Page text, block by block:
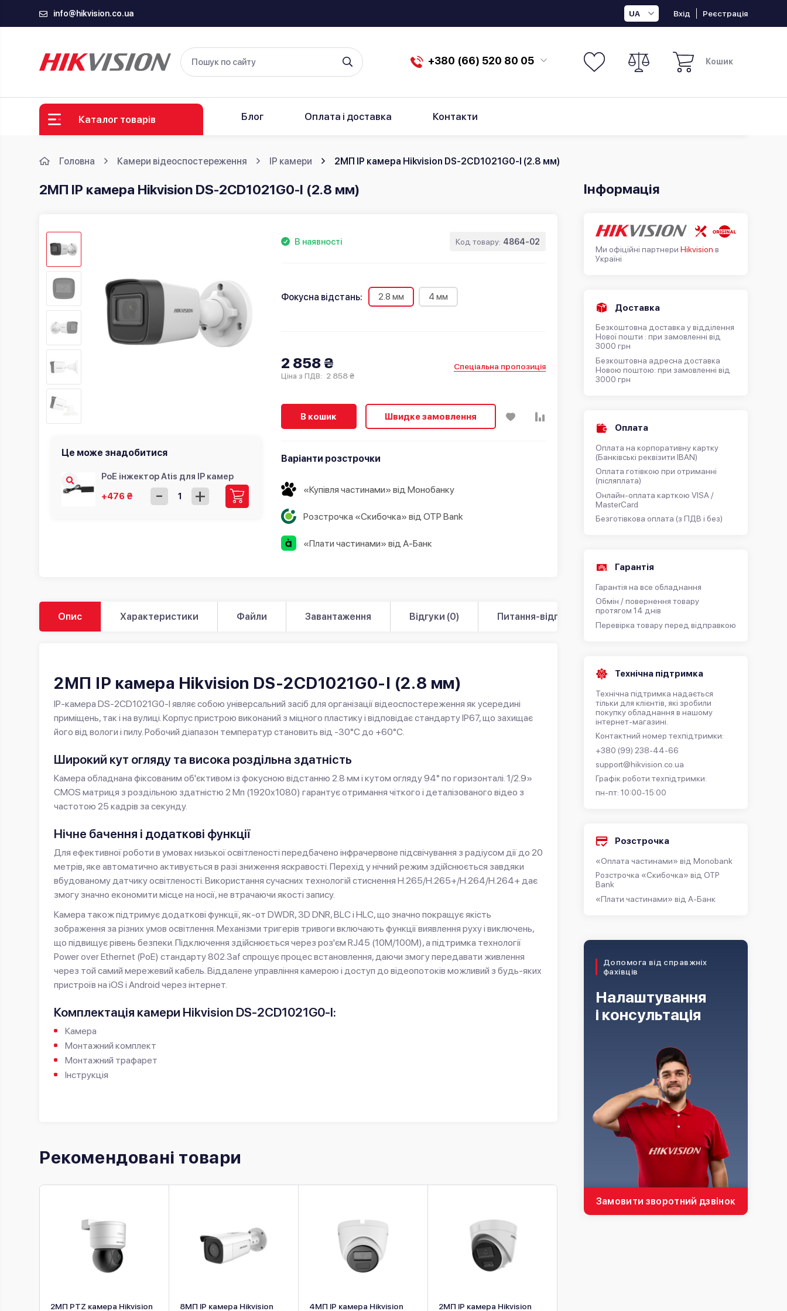
info@hikvision.co.ua UA Вхід Реєстрація
+380 (66) 520 80 05 Кошик
Каталог товарів Блог Оплата і доставка Контакти
Головна Камери відеоспостереження IP камери 2МП IP камера Hikvision DS-2CD1021G0-I (2.8 мм)
Інформація
Ми офіційні партнери Hikvision в
Україні
Доставка
Безкоштовна доставка у відділення
Нової пошти : при замовленні від
3000 грн
Безкоштовна адресна доставка
Новою поштою: при замовленні від
3000 грн
Оплата
Оплата на корпоративну картку
(Банківські реквізити IBAN)
Оплата готівкою при отриманні
(післяплата)
Онлайн-оплата карткою VISA /
MasterCard
Безготівкова оплата (з ПДВ і без)
Гарантія
Гарантія на все обладнання
Обмін / повернення товару
протягом 14 днів
Перевірка товару перед відправкою
Технічна підтримка
Технічна підтримка надається
тільки для клієнтів, які зробили
покупку обладнання в нашому
інтернет-магазині.
Контактний номер техпідтримки:
+380 (99) 238-44-66
support@hikvision.co.ua
Графік роботи техпідтримки:
пн-пт: 10:00-15:00
Розстрочка
«Оплата частинами» від Monobank
Розстрочка «Скибочка» від OTP
Bank
«Плати частинами» від А-Банк
Допомога від справжніх
фахівців
Налаштування
і консультація
Замовити зворотний дзвінок
2МП IP камера Hikvision DS-2CD1021G0-I (2.8 мм)
Це може знадобитися
PoE інжектор Atis для IP камер
+476 ₴
- +
В наявності Код товару: 4864-02
Фокусна відстань: 2.8 мм 4 мм
2 858 ₴ Спеціальна пропозиція
Ціна з ПДВ: 2 858 ₴
В кошик Швидке замовлення
Варіанти розстрочки
«Купівля частинами» від Монобанку
Розстрочка «Скибочка» від OTP Bank
«Плати частинами» від А-Банк
Опис Характеристики Файли Завантаження Відгуки (0) Питання-відповідь (0)
2МП IP камера Hikvision DS-2CD1021G0-I (2.8 мм)
IP-камера DS-2CD1021G0-I являє собою універсальний засіб для організації відеоспостереження як усередині
приміщень, так і на вулиці. Корпус пристрою виконаний з міцного пластику і відповідає стандарту IP67, що захищає
його від вологи і пилу. Робочий діапазон температур становить від -30°C до +60°C.
Широкий кут огляду та висока роздільна здатність
Камера обладнана фіксованим об'єктивом із фокусною відстанню 2.8 мм і кутом огляду 94° по горизонталі. 1/2.9»
CMOS матриця з роздільною здатністю 2 Мп (1920x1080) гарантує отримання чіткого і деталізованого відео з
частотою 25 кадрів за секунду.
Нічне бачення і додаткові функції
Для ефективної роботи в умовах низької освітленості передбачено інфрачервоне підсвічування з радіусом дії до 20
метрів, яке автоматично активується в разі зниження яскравості. Перехід у нічний режим здійснюється завдяки
вбудованому датчику освітленості. Використання сучасних технологій стиснення H.265/H.265+/H.264/H.264+ дає
змогу значно економити місце на носії, не втрачаючи якості запису.
Камера також підтримує додаткові функції, як-от DWDR, 3D DNR, BLC і HLC, що значно покращує якість
зображення за різних умов освітлення. Механізми тригерів тривоги включають функції виявлення руху і виключень,
що підвищує рівень безпеки. Підключення здійснюється через роз'єм RJ45 (10M/100M), а підтримка технології
Power over Ethernet (PoE) стандарту 802.3af спрощує процес встановлення, даючи змогу передавати живлення
через той самий мережевий кабель. Віддалене управління камерою і доступ до відеопотоків можливий з будь-яких
пристроїв на iOS і Android через інтернет.
Комплектація камери Hikvision DS-2CD1021G0-I:
Камера
Монтажний комплект
Монтажний трафарет
Інструкція
Рекомендовані товари
2МП PTZ камера Hikvision
8МП IP камера Hikvision
4МП IP камера Hikvision
2МП IP камера Hikvision